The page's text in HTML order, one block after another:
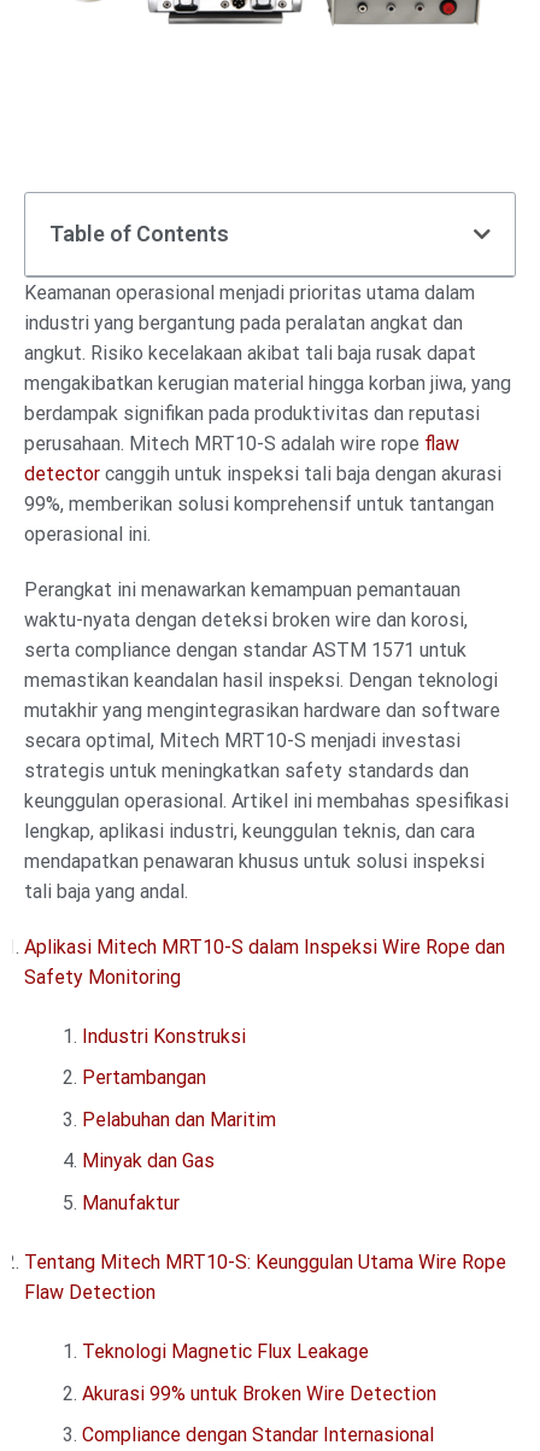
Table of Contents
Keamanan operasional menjadi prioritas utama dalam
industri yang bergantung pada peralatan angkat dan
angkut. Risiko kecelakaan akibat tali baja rusak dapat
mengakibatkan kerugian material hingga korban jiwa, yang
berdampak signifikan pada produktivitas dan reputasi
perusahaan. Mitech MRT10-S adalah wire rope flaw
detector canggih untuk inspeksi tali baja dengan akurasi
99%, memberikan solusi komprehensif untuk tantangan
operasional ini.
Perangkat ini menawarkan kemampuan pemantauan
waktu-nyata dengan deteksi broken wire dan korosi,
serta compliance dengan standar ASTM 1571 untuk
memastikan keandalan hasil inspeksi. Dengan teknologi
mutakhir yang mengintegrasikan hardware dan software
secara optimal, Mitech MRT10-S menjadi investasi
strategis untuk meningkatkan safety standards dan
keunggulan operasional. Artikel ini membahas spesifikasi
lengkap, aplikasi industri, keunggulan teknis, dan cara
mendapatkan penawaran khusus untuk solusi inspeksi
tali baja yang andal.
Aplikasi Mitech MRT10-S dalam Inspeksi Wire Rope dan
Safety Monitoring
Industri Konstruksi
Pertambangan
Pelabuhan dan Maritim
Minyak dan Gas
Manufaktur
Tentang Mitech MRT10-S: Keunggulan Utama Wire Rope
Flaw Detection
Teknologi Magnetic Flux Leakage
Akurasi 99% untuk Broken Wire Detection
Compliance dengan Standar Internasional